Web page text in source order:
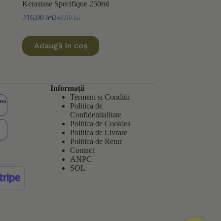
Kerastase Specifique 250ml
240,00lei
Prețul
fost:
240,00 lei.
216,00 leiPrețul
216,00 lei.
Adaugă în coș
Informații
Termeni si Conditii
Politica de
Confidentialitate
Politica de Cookies
Politica de Livrare
Politica de Retur
Contact
ANPC
SOL